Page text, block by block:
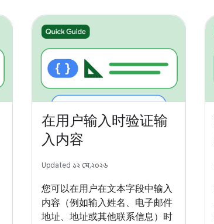
在用户输入时验证输
入内容
Updated ১২ মে, ২০২৬
您可以在用户在文本字段中输入
内容（例如输入姓名、电子邮件
地址、地址或其他联系信息）时